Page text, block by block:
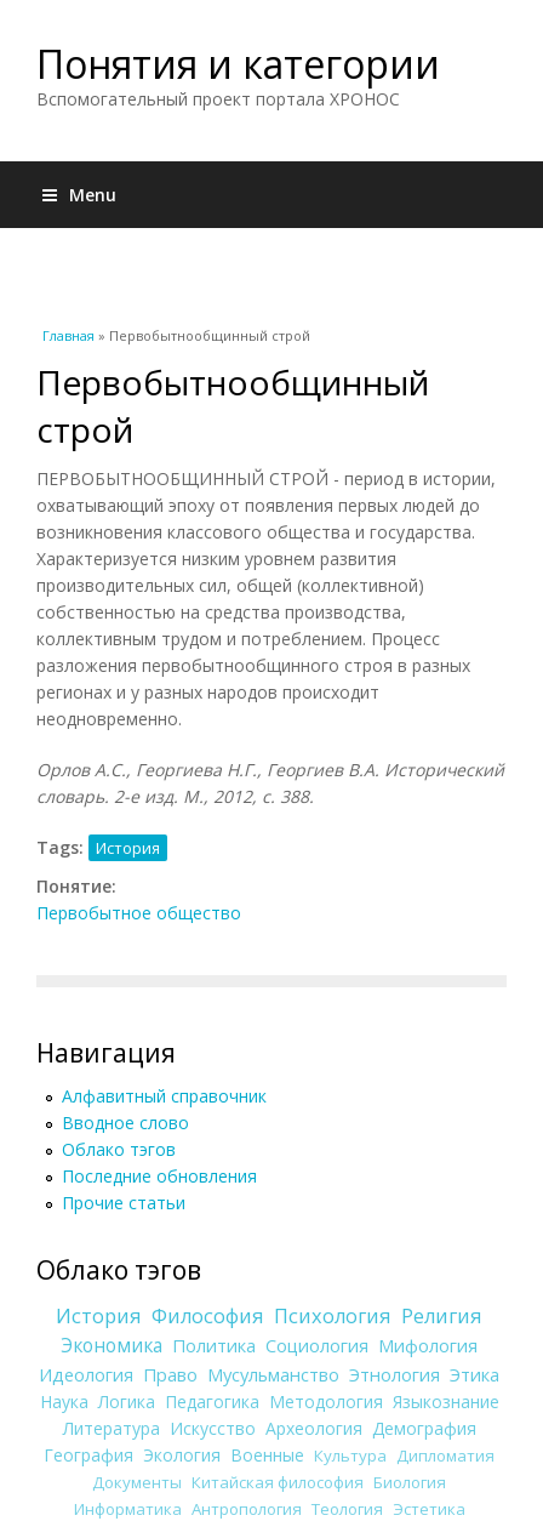
Понятия и категории
Вспомогательный проект портала ХРОНОС
Menu
Вы здесь
Главная » Первобытнообщинный строй
Первобытнообщинный
строй
ПЕРВОБЫТНООБЩИННЫЙ СТРОЙ - период в истории,
охватывающий эпоху от появления первых людей до
возникновения классового общества и государства.
Характеризуется низким уровнем развития
производительных сил, общей (коллективной)
собственностью на средства производства,
коллективным трудом и потреблением. Процесс
разложения первобытнообщинного строя в разных
регионах и у разных народов происходит
неодновременно.
Орлов А.С., Георгиева Н.Г., Георгиев В.А. Исторический
словарь. 2-е изд. М., 2012, с. 388.
Tags: История
Понятие:
Первобытное общество
Навигация
Алфавитный справочник
Вводное слово
Облако тэгов
Последние обновления
Прочие статьи
Облако тэгов
История Философия Психология Религия
Экономика Политика Социология Мифология
Идеология Право Мусульманство Этнология Этика
Наука Логика Педагогика Методология Языкознание
Литература Искусство Археология Демография
География Экология Военные Культура
Дипломатия
Документы Китайская философия Биология
Информатика Антропология Теология Эстетика